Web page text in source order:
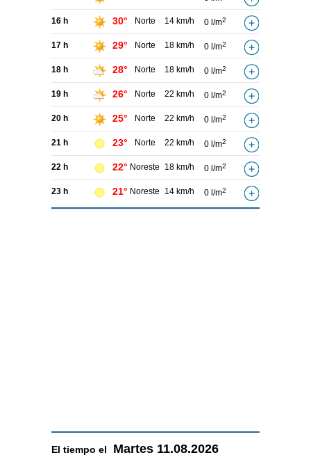
16 h 30° Norte 14 km/h 0 l/m2
17 h 29° Norte 18 km/h 0 l/m2
18 h 28° Norte 18 km/h 0 l/m2
19 h 26° Norte 22 km/h 0 l/m2
20 h 25° Norte 22 km/h 0 l/m2
21 h 23° Norte 22 km/h 0 l/m2
22 h 22° Noreste 18 km/h 0 l/m2
23 h 21° Noreste 14 km/h 0 l/m2
El tiempo el Martes 11.08.2026